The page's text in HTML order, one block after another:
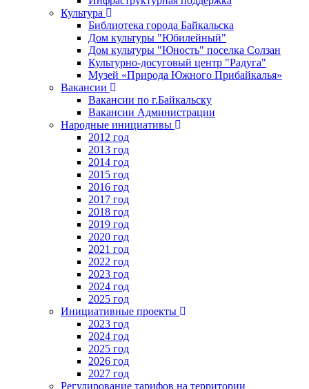
Культура
Библиотека города Байкальска
Дом культуры "Юбилейный"
Дом культуры "Юность" поселка Солзан
Культурно-досуговый центр "Радуга"
Музей «Природа Южного Прибайкалья»
Вакансии
Вакансии по г.Байкальску
Вакансии Администрации
Народные инициативы
2012 год
2013 год
2014 год
2015 год
2016 год
2017 год
2018 год
2019 год
2020 год
2021 год
2022 год
2023 год
2024 год
2025 год
Инициативные проекты
2023 год
2024 год
2025 год
2026 год
2027 год
Регулирование тарифов на территории